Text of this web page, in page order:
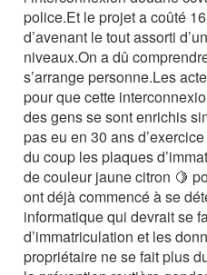
police.Et le projet a coûté
d’avenant le tout assorti
niveaux.On a dû
s’arrange personne.Les
pour que cette
des gens se sont enrichis
pas eu en 30 ans
du coup les plaques
de couleur jaune citron 🍋
ont déjà commencé à se
informatique qui devrait se
d’immatriculation et les
propriétaire ne se fait plus